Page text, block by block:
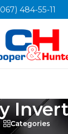
484-55-11
Categories